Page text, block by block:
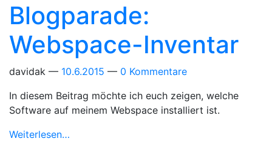
Blogparade:
Webspace-Inventar
davidak 10.6.2015
0 Kommentare
In diesem Beitrag möchte ich euch zeigen, welche
Software auf meinem Webspace installiert ist.
Weiterlesen…